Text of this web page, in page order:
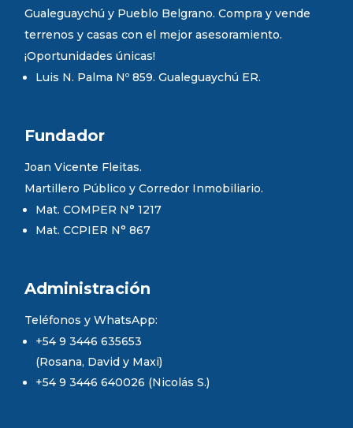
Gualeguaychú y Pueblo Belgrano. Compra y vende
terrenos y casas con el mejor asesoramiento.
¡Oportunidades únicas!
Luis N. Palma Nº 859. Gualeguaychú ER.
Fundador
Joan Vicente Fleitas.
Martillero Público y Corredor Inmobiliario.
Mat. COMPER N° 1217
Mat. CCPIER N° 867
Administración
Teléfonos y WhatsApp:
+54 9 3446 635653
(Rosana, David y Maxi)
+54 9 3446 640026 (Nicolás S.)